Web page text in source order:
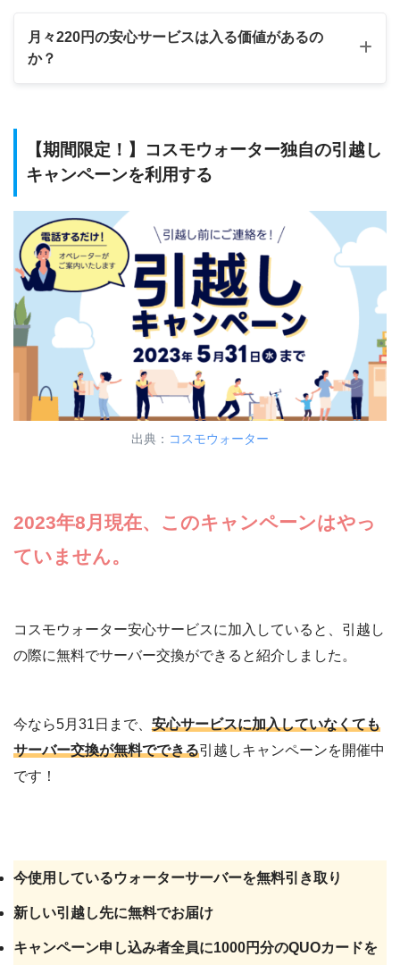
月々220円の安心サービスは入る価値があるの
か？
コスモウォーター
安心サービス（ひと月220円）
【
規定利用期間2年
1年間支払った場合：
2,640円
規定利用期間3年
・ECOTTO
サービスに加入していたほうが圧倒的に安く済ませられま
す
【期間限定！】コスモウォーター独自の引越し
キャンペーンを利用する
出典： コスモウォーター
2023年8月現在、このキャンペーンはやっ
ていません。
コスモウォーター安心サービスに加入していると、引越し
の際に無料でサーバー交換ができると紹介しました。
今なら5月31日まで、 安心サービスに加入していなくても
サーバー交換が無料でできる引越しキャンペーンを開催中
です！
今使用しているウォーターサーバーを無料引き取り
新しい引越し先に無料でお届け
キャンペーン申し込み者全員に1000円分のQUOカードを